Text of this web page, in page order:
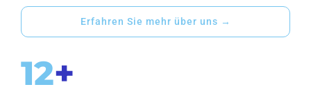
Erfahren Sie mehr über uns →
12+